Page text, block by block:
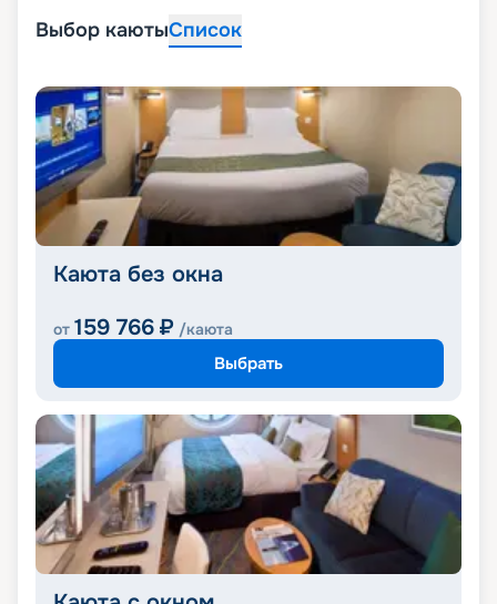
Выбор каютыСписок
Каюта без окна
от 159 766 ₽ /каюта
Выбрать